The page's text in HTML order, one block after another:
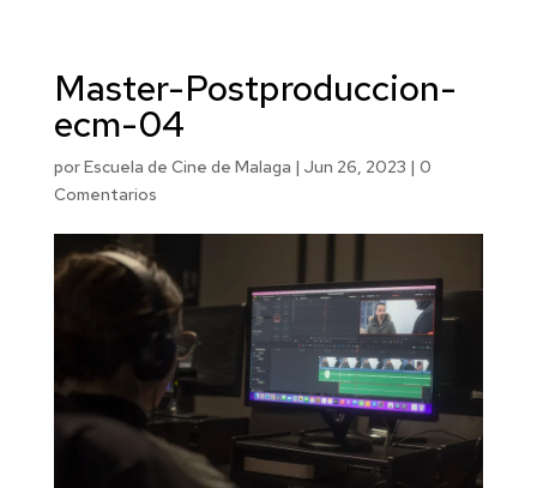
Master-Postproduccion-
ecm-04
porEscuela de Cine de Malaga | Jun 26, 2023 | 0
Comentarios